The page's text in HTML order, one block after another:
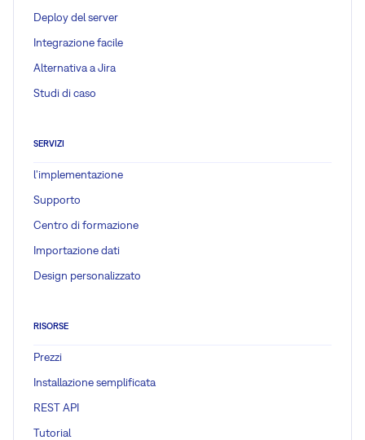
Deploy del server
Integrazione facile
Alternativa a Jira
Studi di caso
SERVIZI
l'implementazione
Supporto
Centro di formazione
Importazione dati
Design personalizzato
RISORSE
Prezzi
Installazione semplificata
REST API
Tutorial